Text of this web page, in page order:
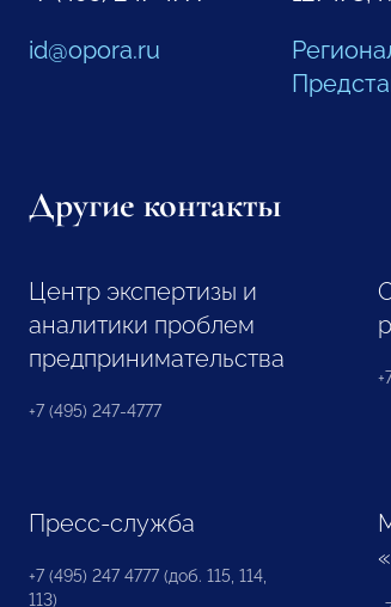
id@opora.ru
Другие контакты
Центр экспертизы и
аналитики проблем
предпринимательства
+7 (495) 247-4777
Пресс-служба
+7 (495) 247 4777 (доб. 115, 114,
113)